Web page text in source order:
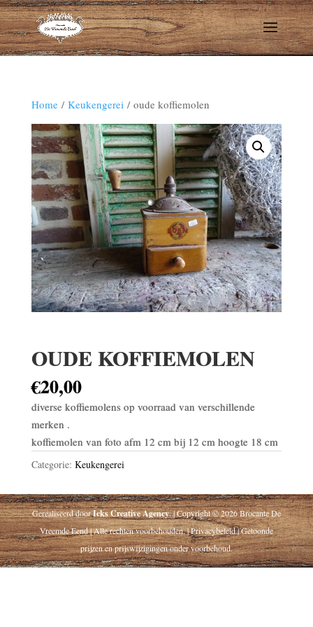
Home/ Keukengerei/ oude koffiemolen
OUDE KOFFIEMOLEN
€20,00
diverse koffiemolens op voorraad van verschillende
merken .
koffiemolen van foto afm 12 cm bij 12 cm hoogte 18 cm
Categorie: Keukengerei
Gerealiseerd doorIcks Creative Agency. | Copyright © 2026 Brocante De
Vreemde Eend | Alle rechten voorbehouden. | Privacybeleid | Getoonde
prijzen en prijswijzigingen onder voorbehoud.